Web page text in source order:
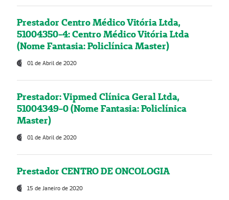
Prestador Centro Médico Vitória Ltda,
51004350-4: Centro Médico Vitória Ltda
(Nome Fantasia: Policlínica Master)
01 de Abril de 2020
Prestador: Vipmed Clínica Geral Ltda,
51004349-0 (Nome Fantasia: Policlínica
Master)
01 de Abril de 2020
Prestador CENTRO DE ONCOLOGIA
15 de Janeiro de 2020